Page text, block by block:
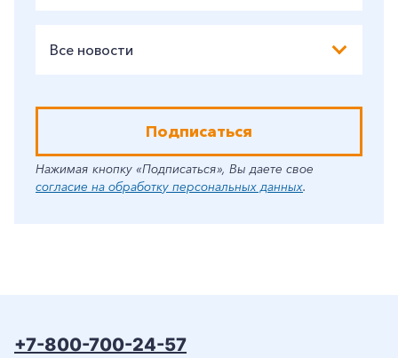
Все новости
Подписаться
Нажимая кнопку «Подписаться», Вы даете свое
согласие на обработку персональных данных.
+7-800-700-24-57